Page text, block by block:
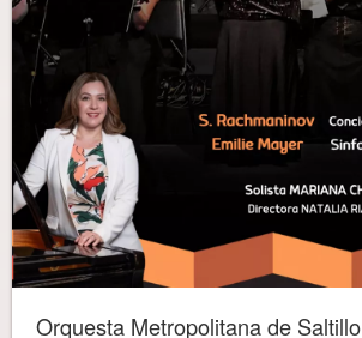
Orquesta Metropolitana de Saltillo